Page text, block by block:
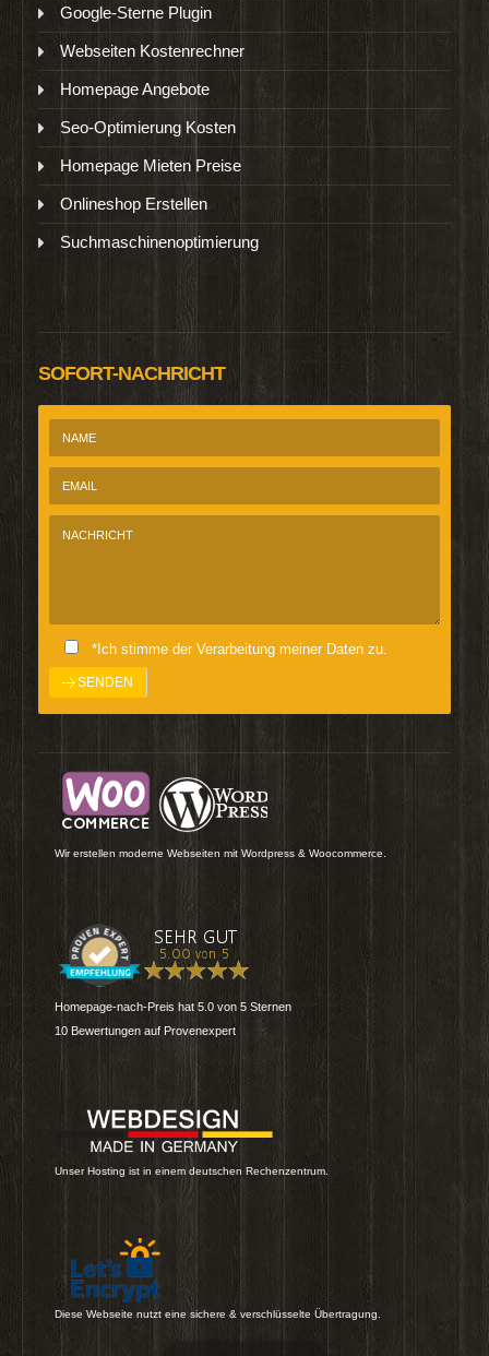
Google-Sterne Plugin
Webseiten Kostenrechner
Homepage Angebote
Seo-Optimierung Kosten
Homepage Mieten Preise
Onlineshop Erstellen
Suchmaschinenoptimierung
SOFORT-NACHRICHT
*Ich stimme der Verarbeitung meiner Daten zu.
Wir erstellen moderne Webseiten mit Wordpress & Woocommerce.
Homepage-nach-Preis hat 5.0 von 5 Sternen
10 Bewertungen auf Provenexpert
Unser Hosting ist in einem deutschen Rechenzentrum.
Diese Webseite nutzt eine sichere & verschlüsselte Übertragung.